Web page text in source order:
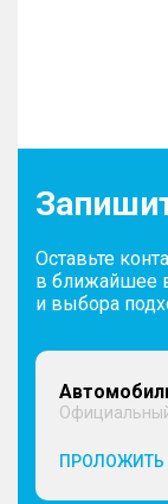
Оставьте
в ближайшее
и выбора